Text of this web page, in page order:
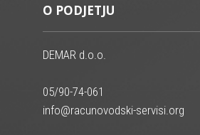
O PODJETJU
DEMAR d.o.o.
05/90-74-061
info@racunovodski-servisi.org